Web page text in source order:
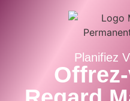
Planifiez